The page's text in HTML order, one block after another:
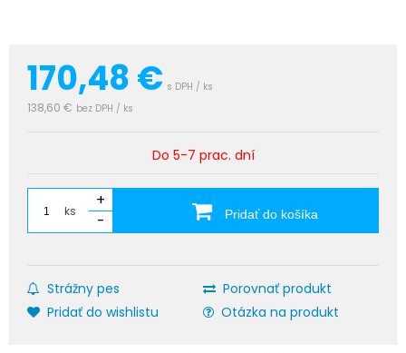
170,48€ s DPH / ks
138,60 € bez DPH / ks
Do 5-7 prac. dní
ks
+
-
Pridať do košíka
Strážny pes
Porovnať produkt
Pridať do wishlistu
Otázka na produkt